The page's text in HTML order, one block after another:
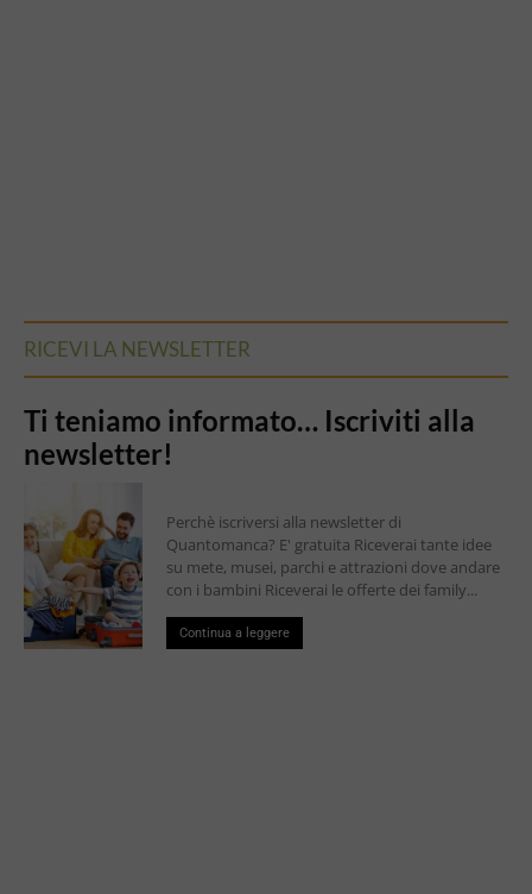
RICEVI LA NEWSLETTER
Ti teniamo informato… Iscriviti alla
newsletter!
Perchè iscriversi alla newsletter di
Quantomanca? E' gratuita Riceverai tante idee
su mete, musei, parchi e attrazioni dove andare
con i bambini Riceverai le offerte dei family...
Continua a leggere